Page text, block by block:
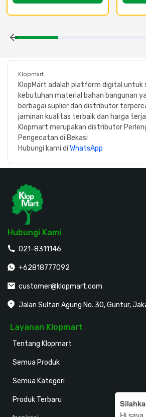
Klopmart
KlopMart adalah platform digital untuk
kebutuhan material bahan bangunan
berbagai suplier dan distributor
jaminan kualitas terbaik dan harga
Klopmart merupakan distributor
Pengecatan di Bekasi
Hubungi kami di WhatsApp
Hubungi Kami
021-8311146
+62818777092
customer@klopmart.com
Jalan Sultan Agung No. 30, Guntur,
Layanan Klopmart
Tentang Klopmart
Semua Produk
Semua Kategori
Produk Terbaru